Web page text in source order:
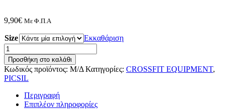
9,90€ Με Φ.Π.Α
Size
Εκκαθάριση
Picsil
PRO
SPORT
SOCKS
ποσότητα
Προσθήκη στο καλάθι
Κωδικός προϊόντος: Μ/Δ Κατηγορίες: CROSSFIT EQUIPMENT,
PICSIL
Περιγραφή
Επιπλέον πληροφορίες